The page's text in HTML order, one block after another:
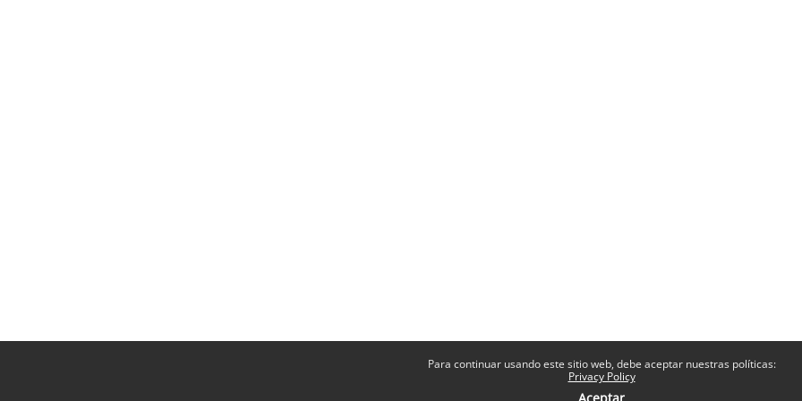
Para continuar usando este sitio web, debe aceptar nuestras políticas:
Privacy Policy